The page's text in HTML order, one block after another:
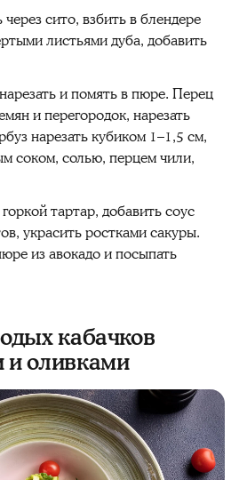
сито, взбить в блендере
листьями дуба, добавить
и помять в пюре. Перец
и перегородок, нарезать
нарезать кубиком 1–1,5 см,
соком, солью, перцем чили,
тартар, добавить соус
украсить ростками сакуры.
из авокадо и посыпать
кабачков
оливками